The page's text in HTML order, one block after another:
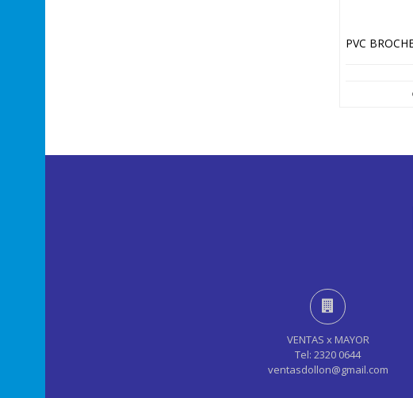
VENTAS x MAYOR
Tel: 2320 0644
ventasdollon@gmail.com